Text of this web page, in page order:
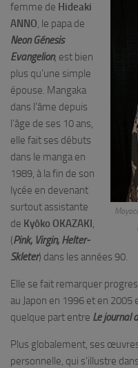
femme de Hideaki
ANNO, le papa de
Neon Génesis
Evangelion, est bien
plus qu’une simple
épouse. Mangaka
dans l’âme depuis
l’âge de ses 10 ans,
elle fait ses débuts
dans le manga en
1989, à la fin de son
lycée en devenant
surtout assistante
de Kyôko OKAZAKI,
(Pink, Virgin, Helter-
Skleter) dans les années 90.
Elle se fait remarquer
au Japon en 1996 et en 2005
quelque part entre Le journal
Plus globalement, ses
personnelle, qui s’illustre